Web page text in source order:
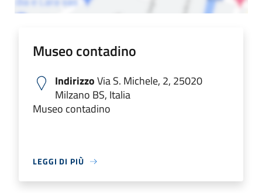
Museo contadino
IndirizzoVia S. Michele, 2, 25020
Milzano BS, Italia
Museo contadino
LEGGI DI PIÙ